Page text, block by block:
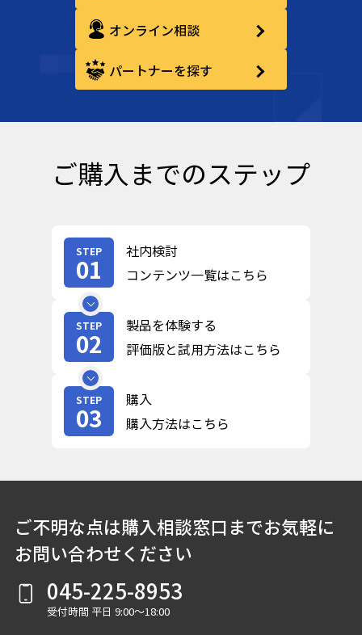
オンライン相談
パートナーを探す
ご購入までのステップ
STEP
01
社内検討
コンテンツ一覧はこちら
STEP
02
製品を体験する
評価版と試用方法はこちら
STEP
03
購入
購入方法はこちら
ご不明な点は購入相談窓口までお気軽に
お問い合わせください
045-225-8953
受付時間 平日 9:00～18:00